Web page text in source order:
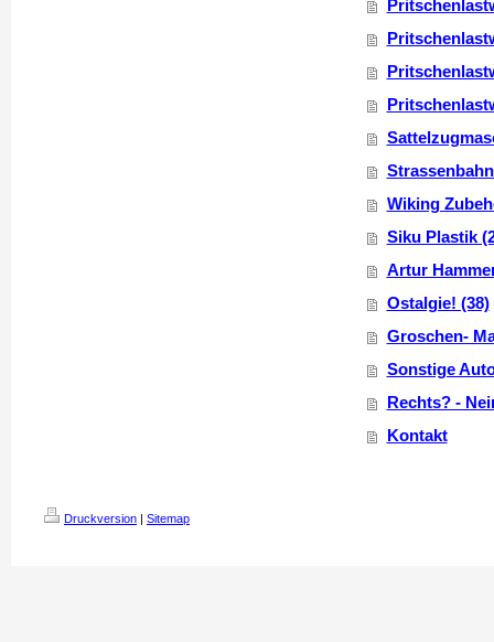
Wiking
Siku Plastik
Artur
Ostalgie! (38)
Groschen-
Sonstige
Rechts? -
Kontakt
Druckversion | Sitemap